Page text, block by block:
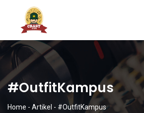
#OutfitKampus
Home - Artikel - #OutfitKampus